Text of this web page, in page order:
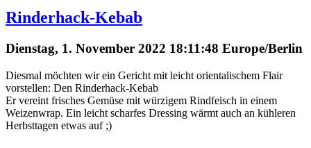
Rinderhack-Kebab
Dienstag, 1. November 2022 18:11:48 Europe/Berlin
Diesmal möchten wir ein Gericht mit leicht orientalischem Flair
vorstellen: Den Rinderhack-Kebab
Er vereint frisches Gemüse mit würzigem Rindfeisch in einem
Weizenwrap. Ein leicht scharfes Dressing wärmt auch an kühleren
Herbsttagen etwas auf ;)